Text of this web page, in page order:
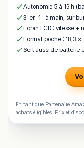
avecaccords mets
sublimer chaque
dégustation et offre
expérience
🍽️ Carte &
artichaut aux
préparé
première
Autonomie 5 à 16 h
3-en-1 : à main, sur
Écran LCD : vitesse +
Format poche : 18,3
Sert aussi de batterie
En tant que Partenaire
achats éligibles. Prix et